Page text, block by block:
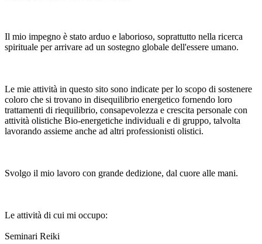
Il mio impegno è stato arduo e laborioso, soprattutto nella ricerca
spirituale per arrivare ad un sostegno globale dell'essere umano.
Le mie attività in questo sito sono indicate per lo scopo di sostenere
coloro che si trovano in disequilibrio energetico fornendo loro
trattamenti di riequilibrio, consapevolezza e crescita personale con
attività olistiche Bio-energetiche individuali e di gruppo, talvolta
lavorando assieme anche ad altri professionisti olistici.
Svolgo il mio lavoro con grande dedizione, dal cuore alle mani.
Le attività di cui mi occupo:
Seminari Reiki